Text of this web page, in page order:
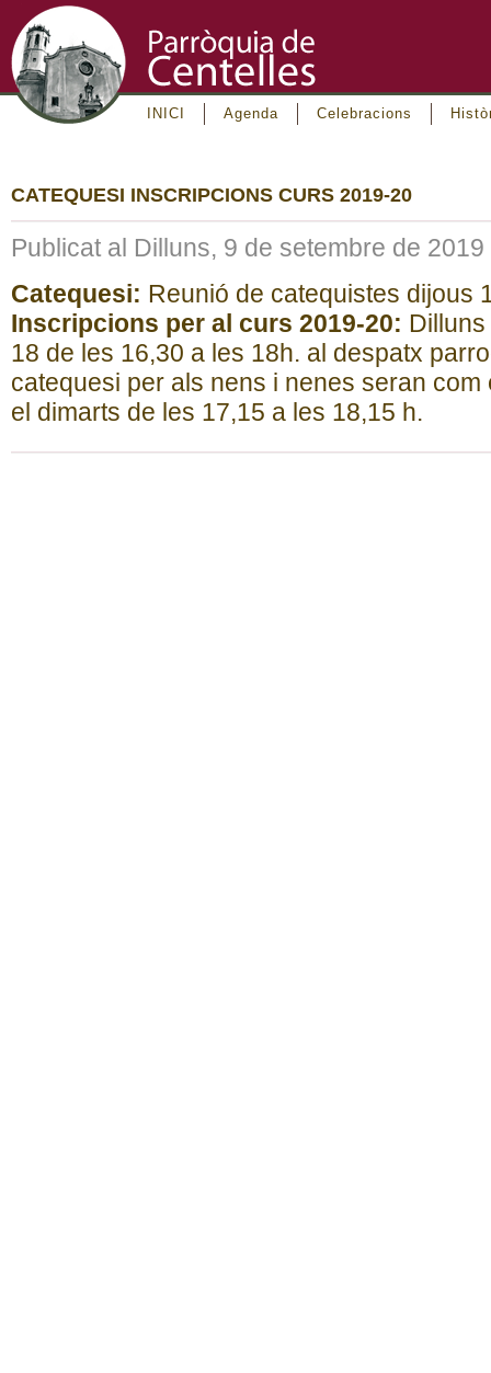
INICI Agenda Celebracions
CATEQUESI INSCRIPCIONS CURS 2019-20
Publicat al Dilluns, 9 de setembre de 2019
Catequesi: Reunió de catequistes dijous
Inscripcions per al curs 2019-20:
18 de les 16,30 a les 18h. al despatx
catequesi per als nens i nenes seran
el dimarts de les 17,15 a les 18,15 h.